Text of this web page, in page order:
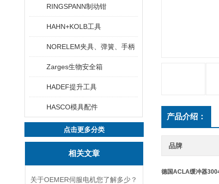
RINGSPANN制动钳
HAHN+KOLB工具
NORELEM夹具、弹簧、手柄
Zarges生物安全箱
HADEF提升工具
HASCO模具配件
点击更多分类
相关文章
关于OEMER伺服电机您了解多少？
产品介绍：
品牌
德国ACLA缓冲器